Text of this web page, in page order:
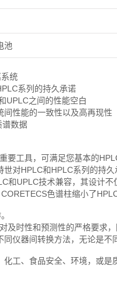
池
统
系列的持久承诺
UPLC之间的性能空白
性能的一致性以及高再现性
谱数据
要工具，可满足您基本的
对HPLC和HPLC系列的持
和UPLC技术兼容，其设计
色谱柱缩小了
及时性和预测性的严格要求
仪器间转换方法，无论是
工、食品安全、环境，或